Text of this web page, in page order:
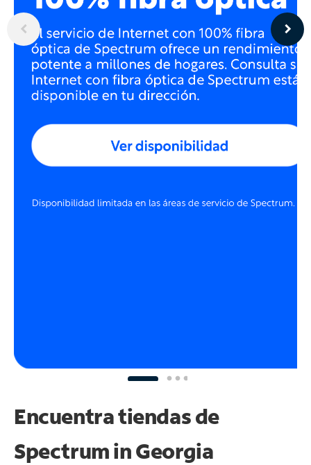
Encuentra tiendas de
Spectrumin Georgia